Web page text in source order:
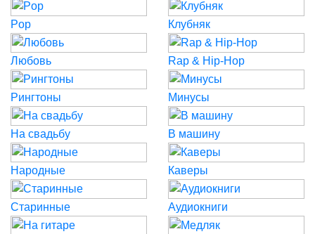
Pop Клубняк
Любовь Rap & Hip-Hop
Рингтоны Минусы
На свадьбу В машину
Народные Каверы
Старинные Аудиокниги